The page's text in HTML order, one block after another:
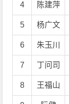
4 陈建萍
5 杨广文
6 朱玉川
7 丁问司
8 王福山